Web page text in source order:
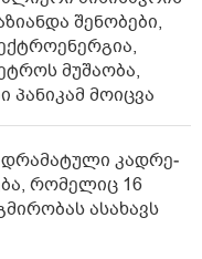
შენობები,
მუშაობა,
პანიკამ მოიცვა
დრა­მა­ტუ­ლი კად­რე­
რომელიც 16
ასახავს